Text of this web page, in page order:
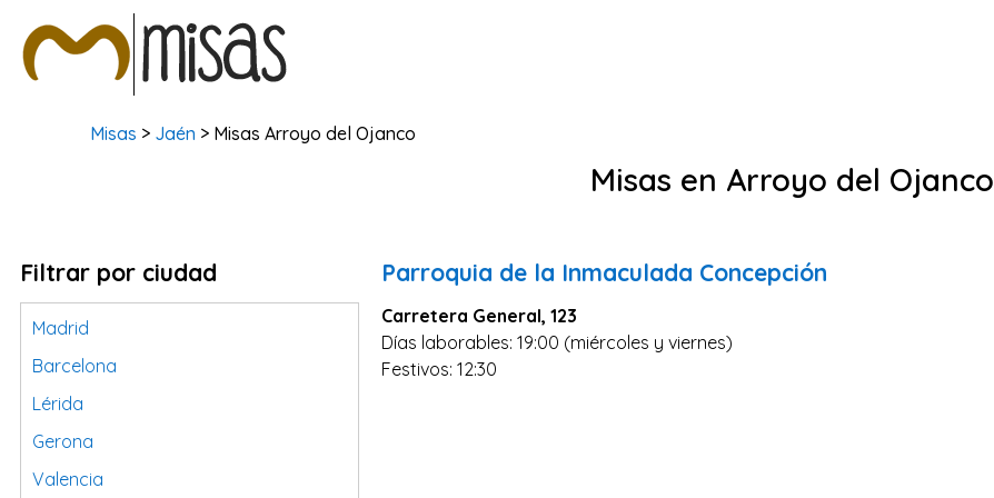
Misas > Jaén > Misas Arroyo del Ojanco
Misas en Arroyo del Ojanco
Filtrar por ciudad
Madrid
Barcelona
Lérida
Gerona
Valencia
Parroquia de la Inmaculada Concepción
Carretera General, 123
Días laborables: 19:00 (miércoles y viernes)
Festivos: 12:30